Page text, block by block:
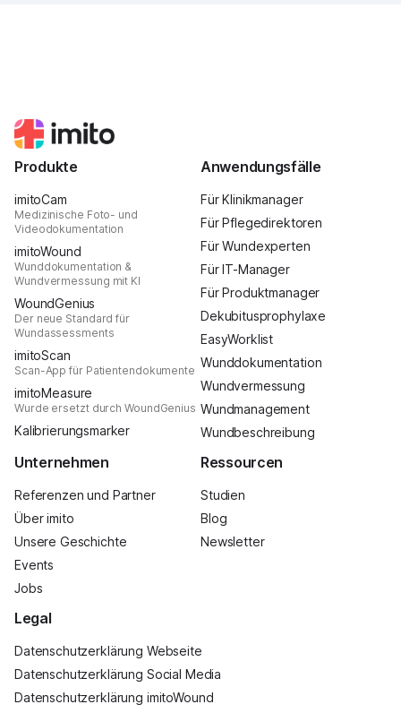
Produkte
imitoCam
Medizinische Foto- und
Videodokumentation
imitoWound
Wunddokumentation &
Wundvermessung mit KI
WoundGenius
Der neue Standard für
Wundassessments
imitoScan
Scan-App für Patientendokumente
imitoMeasure
Wurde ersetzt durch WoundGenius
Kalibrierungsmarker
Anwendungsfälle
Für Klinikmanager
Für Pflegedirektoren
Für Wundexperten
Für IT-Manager
Für Produktmanager
Dekubitusprophylaxe
EasyWorklist
Wunddokumentation
Wundvermessung
Wundmanagement
Wundbeschreibung
Unternehmen
Referenzen und Partner
Über imito
Unsere Geschichte
Events
Jobs
Ressourcen
Studien
Blog
Newsletter
Legal
Datenschutzerklärung Webseite
Datenschutzerklärung Social Media
Datenschutzerklärung imitoWound